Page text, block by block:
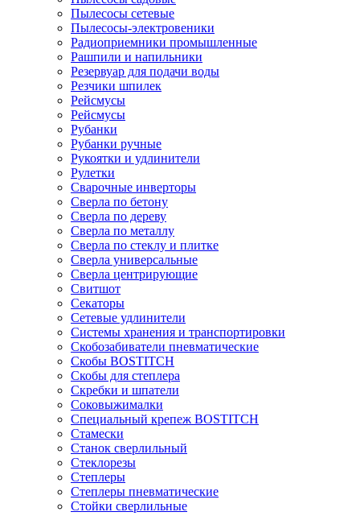
Пылесосы сетевые
Пылесосы-электровеники
Радиоприемники промышленные
Рашпили и напильники
Резервуар для подачи воды
Резчики шпилек
Рейсмусы
Рейсмусы
Рубанки
Рубанки ручные
Рукоятки и удлинители
Рулетки
Сварочные инверторы
Сверла по бетону
Сверла по дереву
Сверла по металлу
Сверла по стеклу и плитке
Сверла универсальные
Сверла центрирующие
Свитшот
Секаторы
Сетевые удлинители
Системы хранения и транспортировки
Скобозабиватели пневматические
Скобы BOSTITCH
Скобы для степлера
Скребки и шпатели
Соковыжималки
Специальный крепеж BOSTITCH
Стамески
Станок сверлильный
Стеклорезы
Степлеры
Степлеры пневматические
Стойки сверлильные